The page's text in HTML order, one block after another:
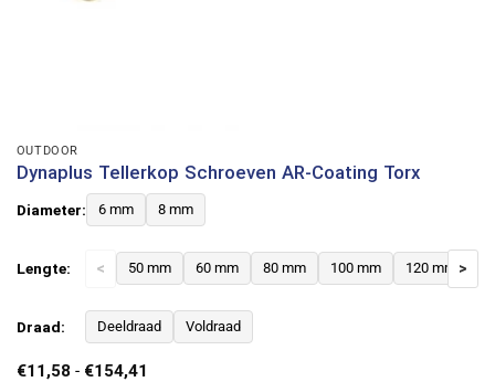
OUTDOOR
Dynaplus Tellerkop Schroeven AR-Coating Torx
Diameter: 6 mm 8 mm
Lengte: < 50 mm 60 mm 80 mm 100 mm 120 mm >
Draad: Deeldraad Voldraad
€11,58 - €154,41